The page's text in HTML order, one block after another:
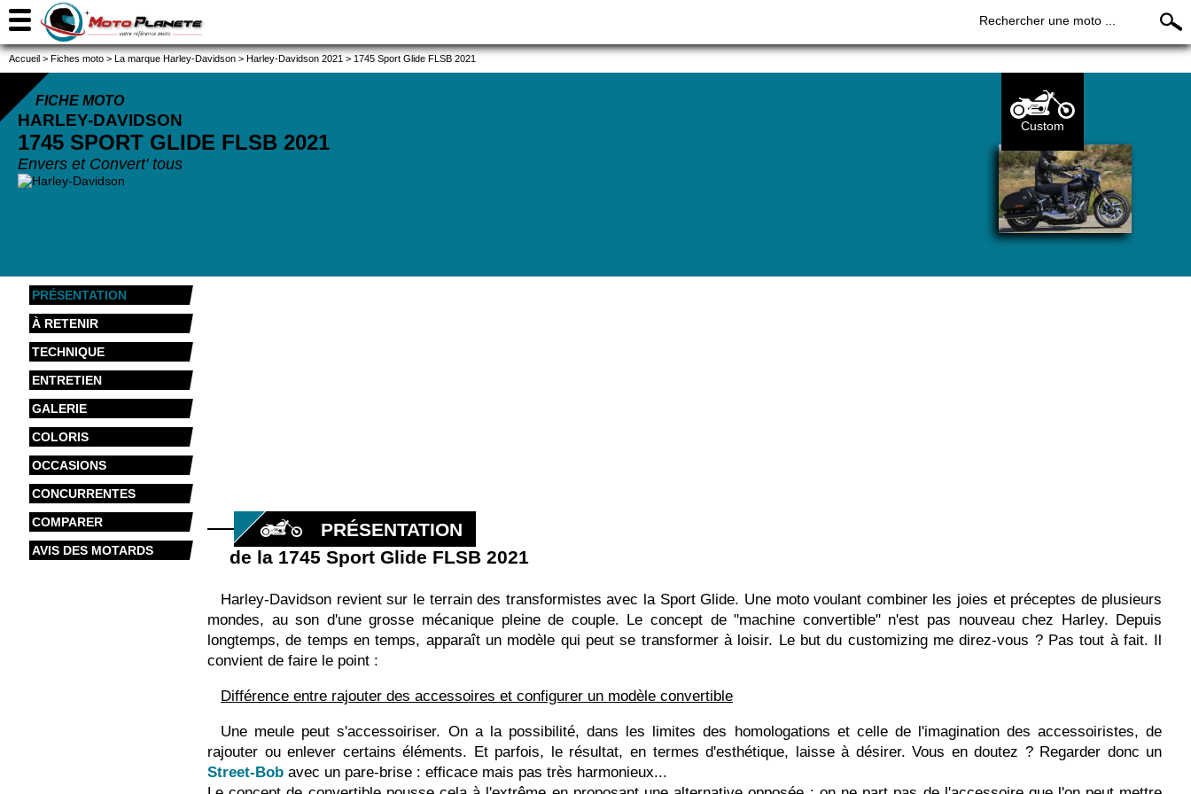
Rechercher une moto ...
Accueil > Fiches moto > La marque Harley-Davidson > Harley-Davidson 2021 > 1745 Sport Glide FLSB 2021
FICHE MOTO
HARLEY-DAVIDSON
1745 SPORT GLIDE FLSB 2021
Envers et Convert' tous
Custom
PRÉSENTATION
À RETENIR
TECHNIQUE
ENTRETIEN
GALERIE
COLORIS
OCCASIONS
CONCURRENTES
COMPARER
AVIS DES MOTARDS
PRÉSENTATION
de la 1745 Sport Glide FLSB 2021
Harley-Davidson revient sur le terrain des transformistes avec la Sport Glide. Une moto voulant combiner les joies et préceptes de plusieurs
mondes, au son d'une grosse mécanique pleine de couple. Le concept de "machine convertible" n'est pas nouveau chez Harley. Depuis
longtemps, de temps en temps, apparaît un modèle qui peut se transformer à loisir. Le but du customizing me direz-vous ? Pas tout à fait. Il
convient de faire le point :
Différence entre rajouter des accessoires et configurer un modèle convertible
Une meule peut s'accessoiriser. On a la possibilité, dans les limites des homologations et celle de l'imagination des accessoiristes, de
rajouter ou enlever certains éléments. Et parfois, le résultat, en termes d'esthétique, laisse à désirer. Vous en doutez ? Regarder donc un
Street-Bob avec un pare-brise : efficace mais pas très harmonieux...